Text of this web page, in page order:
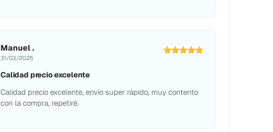
Manuel .
31/03/2025
Calidad precio excelente
Calidad precio excelente, envío super rápido, muy contento
con la compra, repetiré.